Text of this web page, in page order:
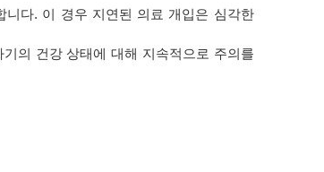
니다. 이 경우 지연된 의료 개입은 심각한
의 건강 상태에 대해 지속적으로 주의를